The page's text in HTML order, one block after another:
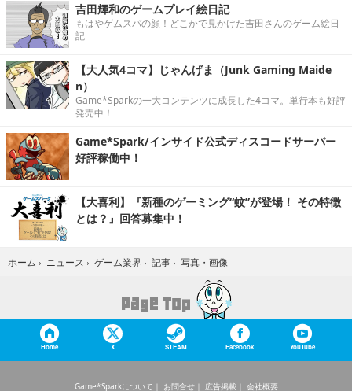
吉田輝和のゲームプレイ絵日記
もはやゲムスパの顔！どこかで見かけた吉田さんのゲーム絵日
記
【大人気4コマ】じゃんげま（Junk Gaming Maide
n）
Game*Sparkの一大コンテンツに成長した4コマ。単行本も好評
発売中！
Game*Spark/インサイド公式ディスコードサーバー
好評稼働中！
【大喜利】『新種のゲーミング“蚊”が登場！ その特徴
とは？』回答募集中！
ホーム › ニュース › ゲーム業界 › 記事 › 写真・画像
Home X STEAM Facebook YouTube
Game*Sparkについて お問合せ 広告掲載 会社概要